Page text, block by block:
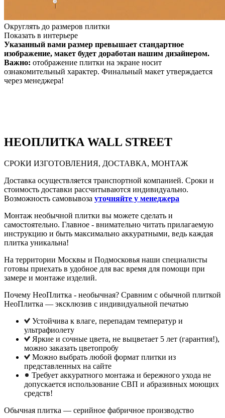
Округлять до размеров плитки
Показать в интерьере
Указанный вами размер превышает стандартное
изображение, макет будет доработан нашим дизайнером.
Важно: отображение плитки на экране носит
ознакомительный характер. Финальный макет утверждается
через менеджера!
НЕОПЛИТКА WALL STREET
СРОКИ ИЗГОТОВЛЕНИЯ, ДОСТАВКА, МОНТАЖ
Доставка осуществляется транспортной компанией. Сроки и
стоимость доставки рассчитываются индивидуально.
Возможность самовывоза уточняйте у менеджера
Монтаж необычной плитки вы можете сделать и
самостоятельно. Главное - внимательно читать прилагаемую
инструкцию и быть максимально аккуратными, ведь каждая
плитка уникальна!
На территории Москвы и Подмосковья наши специалисты
готовы приехать в удобное для вас время для помощи при
замере и монтаже изделий.
Почему НеоПлитка - необычная? Сравним с обычной плиткой
НеоПлитка — эксклюзив с индивидуальной печатью
Устойчива к влаге, перепадам температур и
ультрафиолету
Яркие и сочные цвета, не выцветает 5 лет (гарантия!),
можно заказать цветопробу
Можно выбрать любой формат плитки из
представленных на сайте
Требует аккуратного монтажа и бережного ухода не
допускается использование СВП и абразивных моющих
средств!
Обычная плитка — серийное фабричное производство